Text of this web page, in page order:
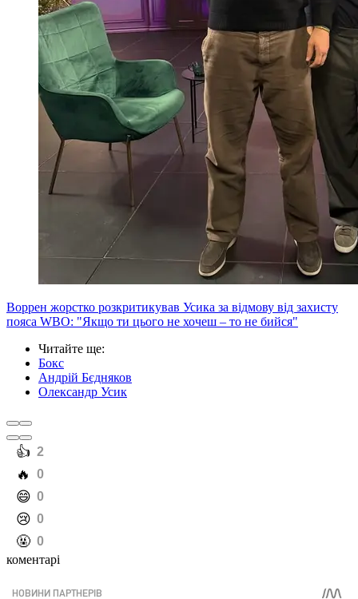
Воррен жорстко розкритикував Усика за відмову від захисту
пояса WBO: "Якщо ти цього не хочеш – то не бийся"
Читайте ще:
Бокс
Андрій Бєдняков
Олександр Усик
️👍 2
️🔥 0
️😄 0
️😢 0
️🤬 0
коментарі